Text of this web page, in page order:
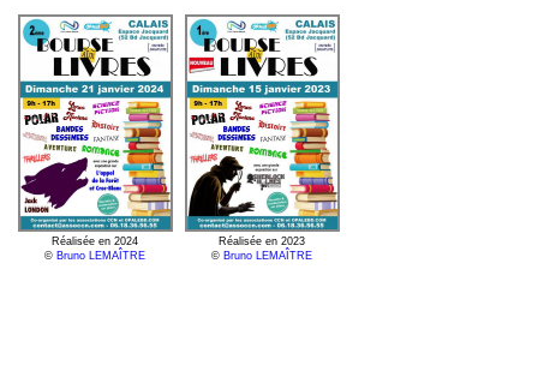
Réalisée en 2024
© Bruno LEMAÎTRE
Réalisée en 2023
© Bruno LEMAÎTRE